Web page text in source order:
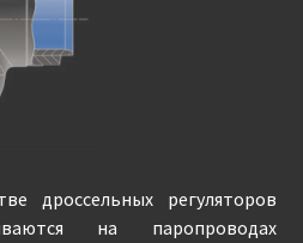
дроссельных регуляторов
на паропроводах